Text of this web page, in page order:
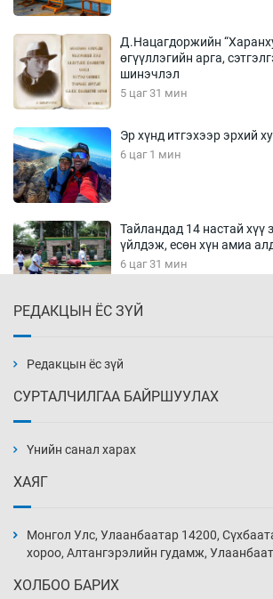
Д.Нацагдоржийн
өгүүллэгийн арга,
шинэчлэл
5 цаг 31 мин
Эр хүнд итгэхээр эрхий
6 цаг 1 мин
Тайландад 14 настай хүү
үйлдэж, есөн хүн амиа
6 цаг 31 мин
7 цаг 31 мин
8 цаг 1 мин
РЕДАКЦЫН ЁС ЗҮЙ
Редакцын ёс зүй
СУРТАЛЧИЛГАА БАЙРШУУЛАХ
Үнийн санал харах
ХАЯГ
Монгол Улс, Улаанбаатар 14200,
хороо, Алтангэрэлийн гудамж,
ХОЛБОО БАРИХ